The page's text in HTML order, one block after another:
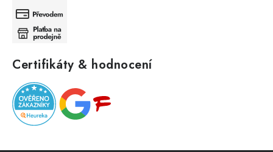
Certifikáty & hodnocení